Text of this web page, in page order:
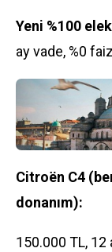
Yeni %100
ay vade, %0
Citroën C4
donanım):
150.000 TL, 12